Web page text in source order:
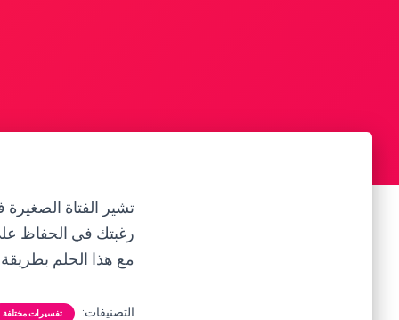
تشير الفتاة
رغبتك في الحفاظ
مع هذا الحلم
التصنيفات: تفسيرات مختلفة